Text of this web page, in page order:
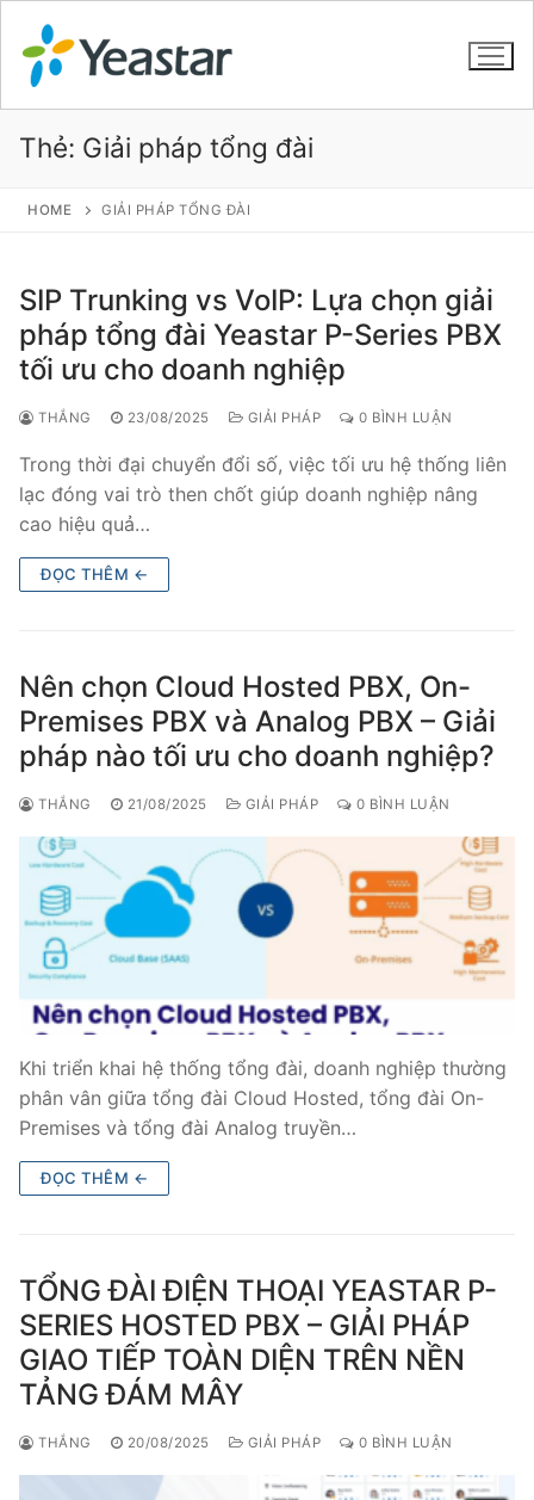
GIỚI THIỆU
VOIP PBX FOR SME
Tổng đài VoIP Yeastar S412
Tổng đài VoIP Yeastar S20
Tổng đài VoIP Yeastar S50
Tổng đài VoIP Yeastar S100
Tổng đài VoIP Yeastar S300
Tổng đài Yeastar Cloud
IPPBX FOR LARGE ENTERPRISES
VOIP GATEWAY
FXS VoIP Gateway
FXO VoIP Gateway
PRI VoIP Gateway TE100
PRI VoIP Gateway TE200
BRI VoIP Gateway
TIN TỨC
HƯỚNG DẪN
Thẻ: Giải pháp tổng đài
HOME GIẢI PHÁP TỔNG ĐÀI
SIP Trunking vs VoIP: Lựa chọn giải
pháp tổng đài Yeastar P-Series PBX
tối ưu cho doanh nghiệp
THẮNG 23/08/2025 GIẢI PHÁP 0 BÌNH LUẬN
Trong thời đại chuyển đổi số, việc tối ưu hệ thống liên
lạc đóng vai trò then chốt giúp doanh nghiệp nâng
cao hiệu quả…
ĐỌC THÊM ←
Nên chọn Cloud Hosted PBX, On-
Premises PBX và Analog PBX – Giải
pháp nào tối ưu cho doanh nghiệp?
THẮNG 21/08/2025 GIẢI PHÁP 0 BÌNH LUẬN
Khi triển khai hệ thống tổng đài, doanh nghiệp thường
phân vân giữa tổng đài Cloud Hosted, tổng đài On-
Premises và tổng đài Analog truyền…
ĐỌC THÊM ←
TỔNG ĐÀI ĐIỆN THOẠI YEASTAR P-
SERIES HOSTED PBX – GIẢI PHÁP
GIAO TIẾP TOÀN DIỆN TRÊN NỀN
TẢNG ĐÁM MÂY
THẮNG 20/08/2025 GIẢI PHÁP 0 BÌNH LUẬN